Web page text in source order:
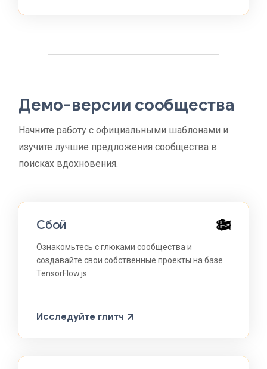
Демо-версии сообщества
Начните работу с официальными шаблонами и
изучите лучшие предложения сообщества в
поисках вдохновения.
Сбой
Ознакомьтесь с глюками сообщества и
создавайте свои собственные проекты на базе
TensorFlow.js.
Исследуйте глитч